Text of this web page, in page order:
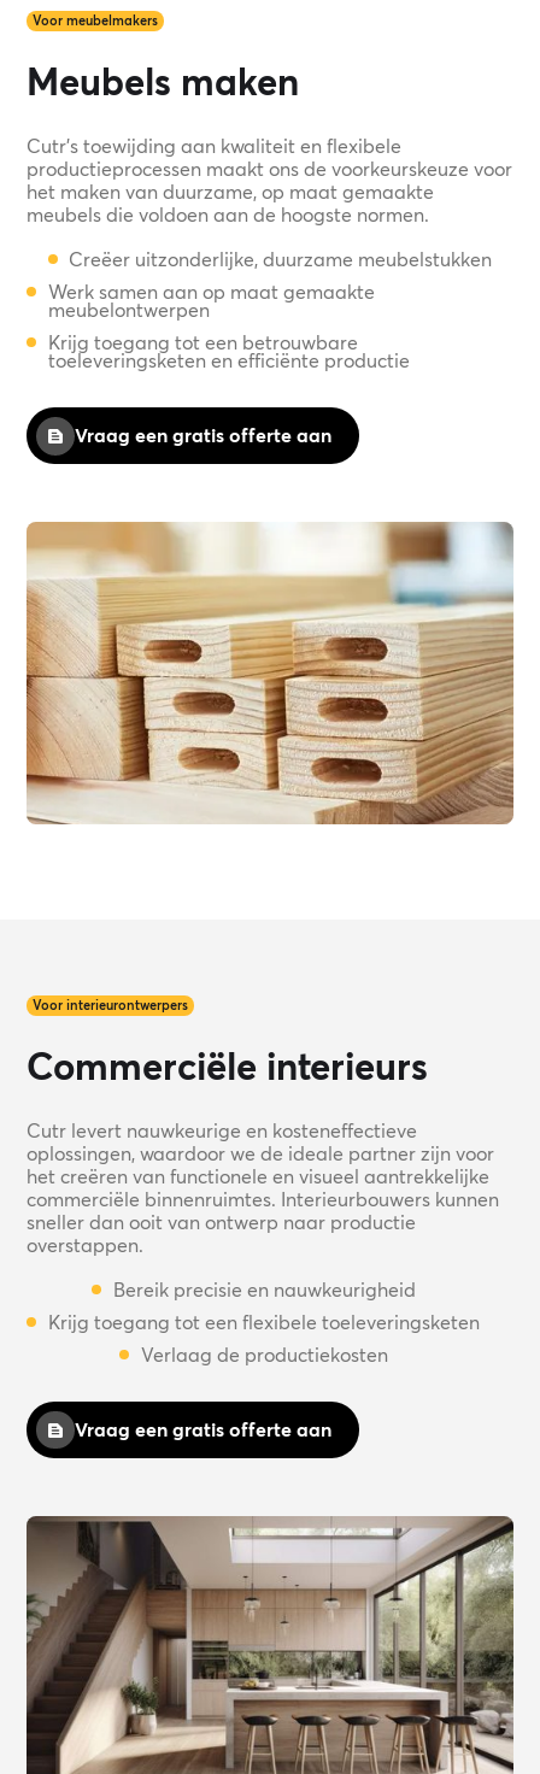
Voor meubelmakers
Meubels maken
Cutr's toewijding aan kwaliteit en flexibele
productieprocessen maakt ons de voorkeurskeuze voor
het maken van duurzame, op maat gemaakte
meubels die voldoen aan de hoogste normen.
Creëer uitzonderlijke, duurzame meubelstukken
Werk samen aan op maat gemaakte
meubelontwerpen
Krijg toegang tot een betrouwbare
toeleveringsketen en efficiënte productie
Vraag een gratis offerte aan
Voor interieurontwerpers
Commerciële interieurs
Cutr levert nauwkeurige en kosteneffectieve
oplossingen, waardoor we de ideale partner zijn voor
het creëren van functionele en visueel aantrekkelijke
commerciële binnenruimtes. Interieurbouwers kunnen
sneller dan ooit van ontwerp naar productie
overstappen.
Bereik precisie en nauwkeurigheid
Krijg toegang tot een flexibele toeleveringsketen
Verlaag de productiekosten
Vraag een gratis offerte aan